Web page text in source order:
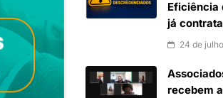
Eficiência
já
24 de
recebem